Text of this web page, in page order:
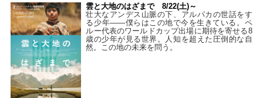
雲と大地のはざまで 8/22(土)～
壮大なアンデス山脈の下、アルパカの世話をす
る少年――僕らはこの地で今を生きている。ペ
ルー代表のワールドカップ出場に期待を寄せる8
歳の少年が見る世界。人知を超えた圧倒的な自
然。この地の未来を問う。